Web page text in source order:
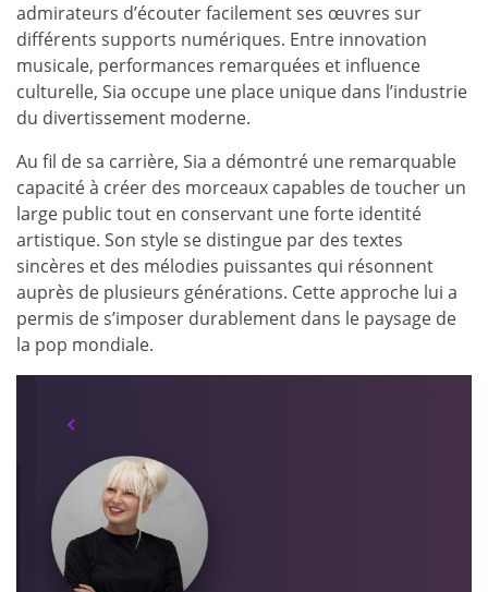
admirateurs d’écouter facilement ses œuvres sur
différents supports numériques. Entre innovation
musicale, performances remarquées et influence
culturelle, Sia occupe une place unique dans l’industrie
du divertissement moderne.
Au fil de sa carrière, Sia a démontré une remarquable
capacité à créer des morceaux capables de toucher un
large public tout en conservant une forte identité
artistique. Son style se distingue par des textes
sincères et des mélodies puissantes qui résonnent
auprès de plusieurs générations. Cette approche lui a
permis de s’imposer durablement dans le paysage de
la pop mondiale.